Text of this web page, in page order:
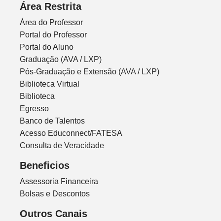
Área Restrita
Área do Professor
Portal do Professor
Portal do Aluno
Graduação (AVA / LXP)
Pós-Graduação e Extensão (AVA / LXP)
Biblioteca Virtual
Biblioteca
Egresso
Banco de Talentos
Acesso Educonnect/FATESA
Consulta de Veracidade
Beneficios
Assessoria Financeira
Bolsas e Descontos
Outros Canais